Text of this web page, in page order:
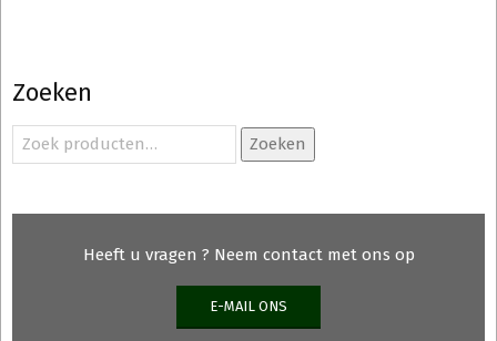
Zoeken
Zoeken
naar:
Zoeken
Heeft u vragen ? Neem contact met ons op
E-MAIL ONS